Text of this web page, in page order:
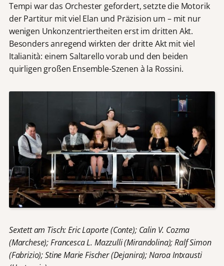
Tempi war das Orchester gefordert, setzte die Motorik
der Partitur mit viel Elan und Präzision um – mit nur
wenigen Unkonzentriertheiten erst im dritten Akt.
Besonders anregend wirkten der dritte Akt mit viel
Italianità: einem Saltarello vorab und den beiden
quirligen großen Ensemble-Szenen à la Rossini.
Sextett am Tisch: Eric Laporte (Conte); Calin V. Cozma
(Marchese); Francesca L. Mazzulli (Mirandolina); Ralf Simon
(Fabrizio); Stine Marie Fischer (Dejanira); Naroa Intxausti